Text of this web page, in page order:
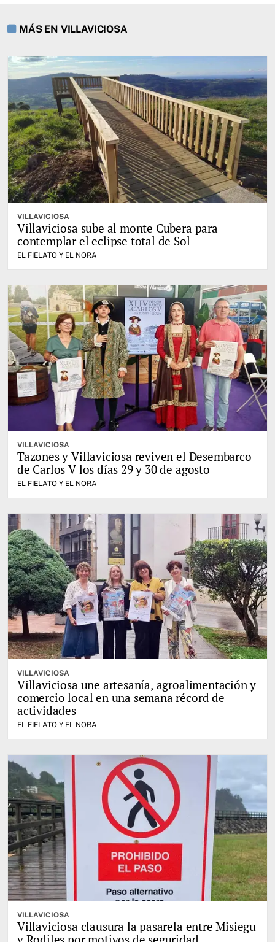
MÁS EN VILLAVICIOSA
VILLAVICIOSA
Villaviciosa sube al monte Cubera para
contemplar el eclipse total de Sol
EL FIELATO Y EL NORA
VILLAVICIOSA
Tazones y Villaviciosa reviven el Desembarco
de Carlos V los días 29 y 30 de agosto
EL FIELATO Y EL NORA
VILLAVICIOSA
Villaviciosa une artesanía, agroalimentación y
comercio local en una semana récord de
actividades
EL FIELATO Y EL NORA
VILLAVICIOSA
Villaviciosa clausura la pasarela entre Misiegu